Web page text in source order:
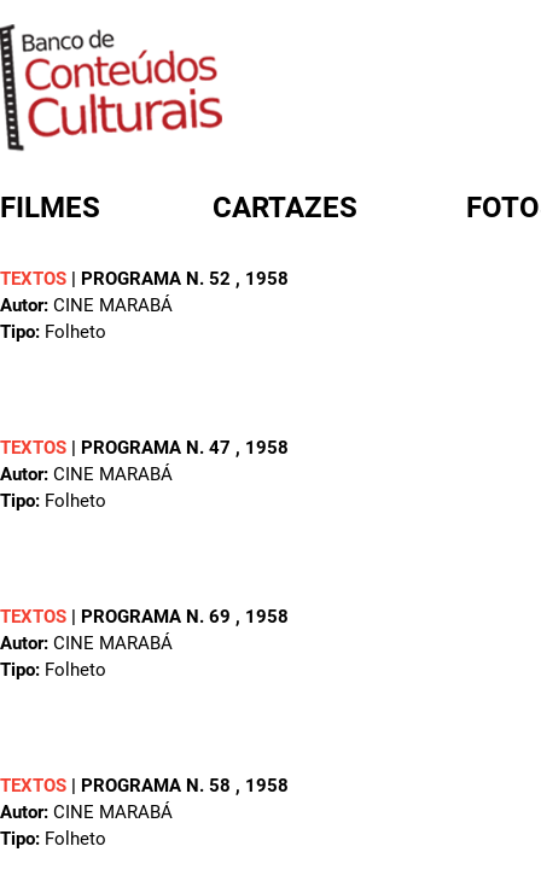
FILMES CARTAZES
TEXTOS | PROGRAMA N. 52 , 1958
Autor: CINE MARABÁ
Tipo: Folheto
TEXTOS | PROGRAMA N. 47 , 1958
Autor: CINE MARABÁ
Tipo: Folheto
TEXTOS | PROGRAMA N. 69 , 1958
Autor: CINE MARABÁ
Tipo: Folheto
TEXTOS | PROGRAMA N. 58 , 1958
Autor: CINE MARABÁ
Tipo: Folheto
FORMULÁRIO DE BUSCA